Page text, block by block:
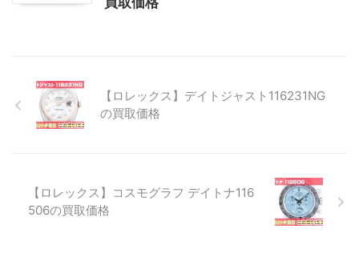
【ロレックス】デイトジャスト116231NG
の買取価格
【ロレックス】コスモグラフ デイトナ116
506の買取価格